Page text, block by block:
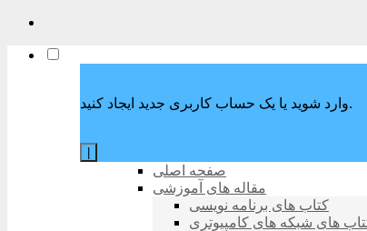
وارد شوید یا یک حساب کاربری جدید ایجاد کنید.
صفحه اصلی
مقاله های آموزشی
کتاب های برنامه نویسی
های شبکه های کامپیوتری